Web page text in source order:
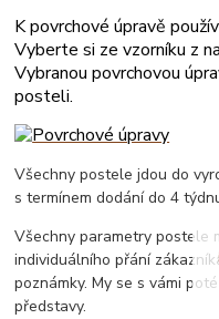
K povrchové úpravě
Vyberte si ze vzorníku z
Vybranou povrchovou
posteli.
Všechny postele jdou do
s termínem dodání do 4
Všechny parametry postele
individuálního přání
poznámky. My se s vámi
představy.